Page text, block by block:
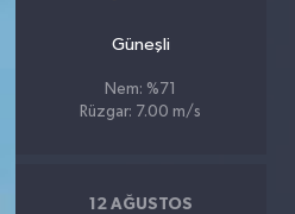
Güneşli
Nem: %71
Rüzgar: 7.00 m/s
12 AĞUSTOS